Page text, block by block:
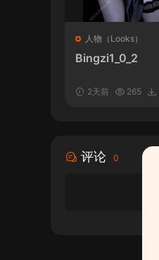
人物（Looks）
Bingzi1_0_2
2天前 265
评论 0